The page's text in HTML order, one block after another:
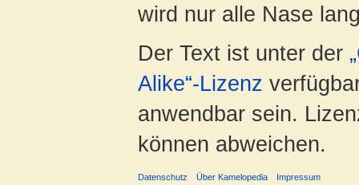
wird nur alle Nase
Der Text ist unter der
Alike“-Lizenz
anwendbar sein.
können abweichen.
Datenschutz Über Kamelopedia Impressum